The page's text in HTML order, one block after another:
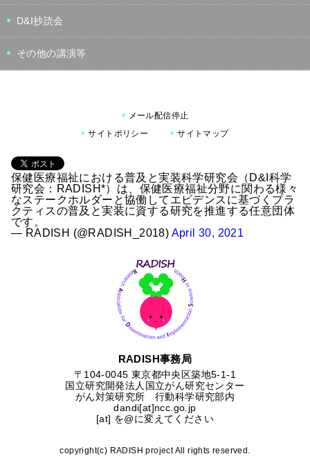
D&I抄読会
その他の講演等
メール配信停止
サイトポリシー
サイトマップ
保健医療福祉における普及と実装科学研究会（D&I科学
研究会：RADISH*）は、保健医療福祉分野に関わる様々
なステークホルダーと協働してエビデンスに基づくプラ
クティスの普及と実装に資する研究を推進する任意団体
です。
— RADISH (@RADISH_2018) April 30, 2021
RADISH事務局
〒104-0045 東京都中央区築地5-1-1
国⽴研究開発法⼈国⽴がん研究センター
がん対策研究所 行動科学研究部内
dandi[at]ncc.go.jp
[at] を@に変えてください
copyright(c) RADISH project All rights reserved.